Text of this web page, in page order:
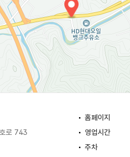
홈페이지
로 743 영업시간
주차